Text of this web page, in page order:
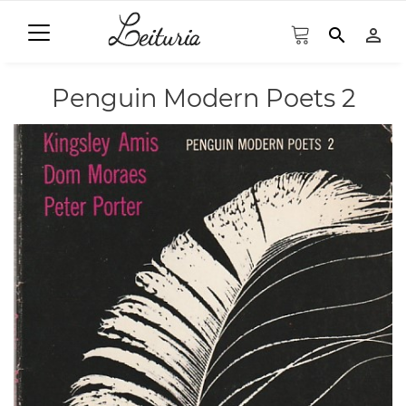
search person_outline
Penguin Modern Poets 2